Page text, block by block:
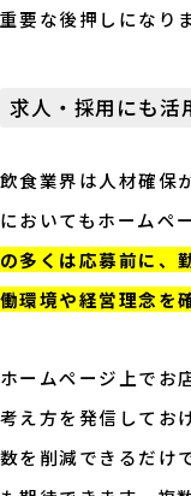
重要な後押しになりま
求人・採用にも活
飲食業界は人材確保
においてもホームペ
の多くは応募前に、
働環境や経営理念を
ホームページ上でお
考え方を発信してお
数を削減できるだけ